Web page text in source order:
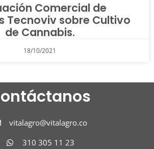
Comercial de
Tecnoviv sobre Cultivo
de Cannabis.
18/10/2021
vitalagro@vitalagro.co
310 305 11 23